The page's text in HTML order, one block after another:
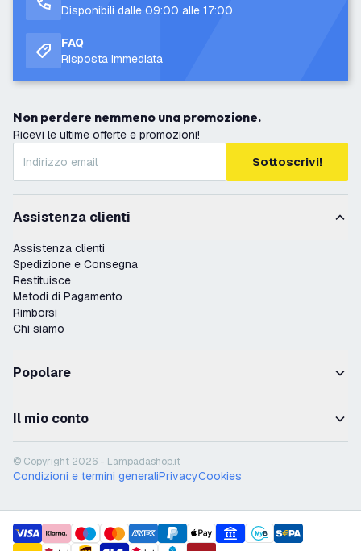
Disponibili dalle 09:00 alle 17:00
FAQ
Risposta immediata
Non perdere nemmeno una promozione.
Ricevi le ultime offerte e promozioni!
Sottoscrivi!
Assistenza clienti
Assistenza clienti
Spedizione e Consegna
Restituisce
Metodi di Pagamento
Rimborsi
Chi siamo
Popolare
Il mio conto
© Copyright 2026 - Lampadashop.it
Condizioni e termini generaliPrivacyCookies
payment methods